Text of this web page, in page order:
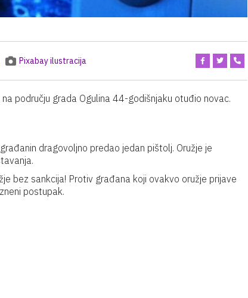
Pixabay ilustracija
području grada Ogulina 44-godišnjaku otuđio novac.
dragovoljno predao jedan pištolj. Oružje je
bez sankcija! Protiv građana koji ovakvo oružje prijave
postupak.